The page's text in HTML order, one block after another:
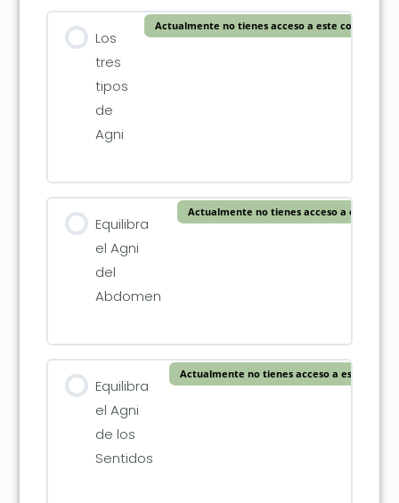
Los
tres
tipos
de
Agni
Actualmente no tienes acceso a este contenido
Equilibra
el Agni
del
Abdomen
Actualmente no tienes acceso a este
Equilibra
el Agni
de los
Sentidos
Actualmente no tienes acceso a este